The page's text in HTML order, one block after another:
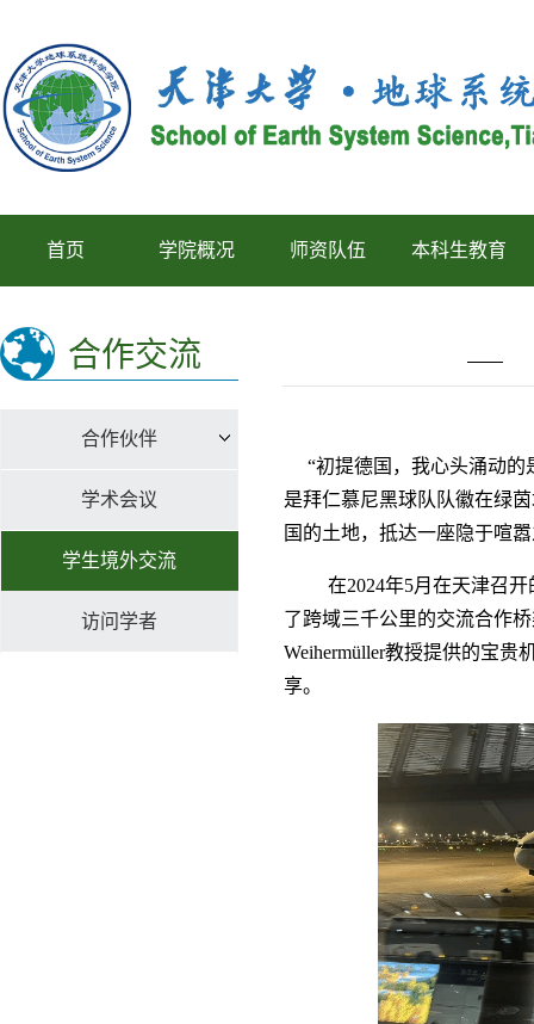
首页 学院概况 师资队伍 本科生教育
合作交流
合作伙伴
学术会议
学生境外交流
访问学者
“初提德国，我心头涌动的
是拜仁慕尼黑球队队徽在绿
国的土地，抵达一座隐于喧
在2024年5月在天津召
了跨域三千公里的交流合作
Weihermüller教授提供的宝
享。